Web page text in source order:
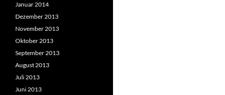
Januar 2014
Dezember 2013
November 2013
Oktober 2013
September 2013
August 2013
Juli 2013
Juni 2013